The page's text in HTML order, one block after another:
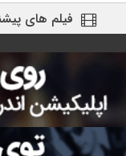
فیلم های